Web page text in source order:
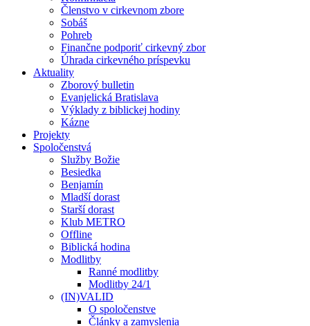
Členstvo v cirkevnom zbore
Sobáš
Pohreb
Finančne podporiť cirkevný zbor
Úhrada cirkevného príspevku
Aktuality
Zborový bulletin
Evanjelická Bratislava
Výklady z biblickej hodiny
Kázne
Projekty
Spoločenstvá
Služby Božie
Besiedka
Benjamín
Mladší dorast
Starší dorast
Klub METRO
Offline
Biblická hodina
Modlitby
Ranné modlitby
Modlitby 24/1
(IN)VALID
O spoločenstve
Články a zamyslenia